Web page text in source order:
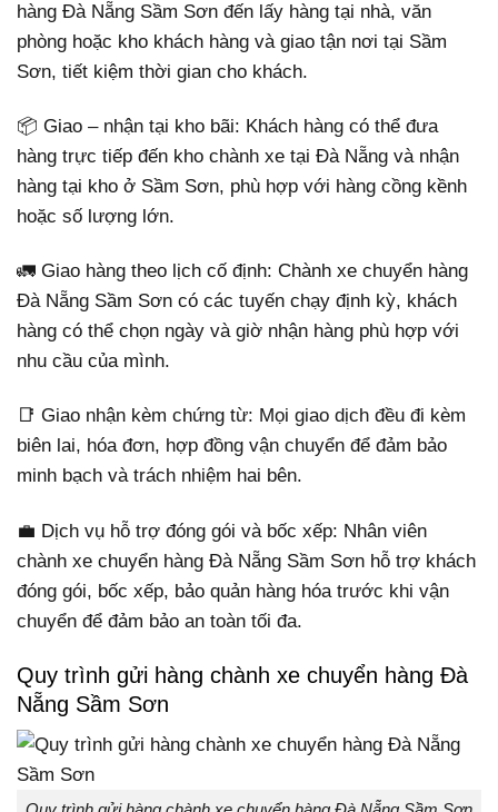
hàng Đà Nẵng Sầm Sơn đến lấy hàng tại nhà, văn
phòng hoặc kho khách hàng và giao tận nơi tại Sầm
Sơn, tiết kiệm thời gian cho khách.
📦 Giao – nhận tại kho bãi: Khách hàng có thể đưa
hàng trực tiếp đến kho chành xe tại Đà Nẵng và nhận
hàng tại kho ở Sầm Sơn, phù hợp với hàng cồng kềnh
hoặc số lượng lớn.
🚛 Giao hàng theo lịch cố định: Chành xe chuyển hàng
Đà Nẵng Sầm Sơn có các tuyến chạy định kỳ, khách
hàng có thể chọn ngày và giờ nhận hàng phù hợp với
nhu cầu của mình.
📑 Giao nhận kèm chứng từ: Mọi giao dịch đều đi kèm
biên lai, hóa đơn, hợp đồng vận chuyển để đảm bảo
minh bạch và trách nhiệm hai bên.
💼 Dịch vụ hỗ trợ đóng gói và bốc xếp: Nhân viên
chành xe chuyển hàng Đà Nẵng Sầm Sơn hỗ trợ khách
đóng gói, bốc xếp, bảo quản hàng hóa trước khi vận
chuyển để đảm bảo an toàn tối đa.
Quy trình gửi hàng chành xe chuyển hàng Đà
Nẵng Sầm Sơn